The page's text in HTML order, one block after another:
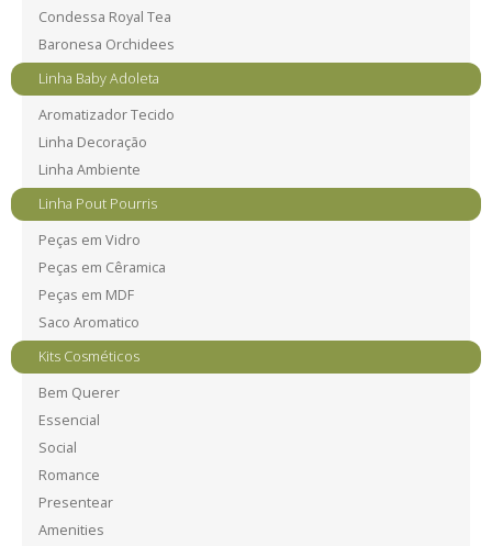
Condessa Royal Tea
Baronesa Orchidees
Linha Baby Adoleta
Aromatizador Tecido
Linha Decoração
Linha Ambiente
Linha Pout Pourris
Peças em Vidro
Peças em Cêramica
Peças em MDF
Saco Aromatico
Kits Cosméticos
Bem Querer
Essencial
Social
Romance
Presentear
Amenities